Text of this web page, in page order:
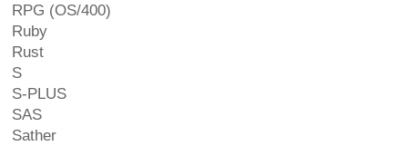
RPG (OS/400)
Ruby
Rust
S
S-PLUS
SAS
Sather